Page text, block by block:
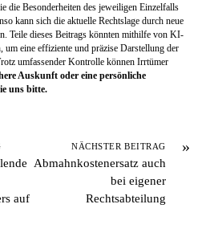
die Besonderheiten des jeweiligen Einzelfalls
kann sich die aktuelle Rechtslage durch neue
Teile dieses Beitrags könnten mithilfe von KI-
um eine effiziente und präzise Darstellung der
umfassender Kontrolle können Irrtümer
Auskunft oder eine persönliche
uns bitte.
auf
»
NÄCHSTER BEITRAG
Abmahnkostenersatz auch
bei eigener
Rechtsabteilung